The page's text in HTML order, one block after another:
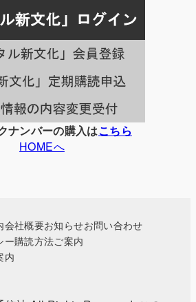
事
一
覧
ナンバーの購入はこちら
HOMEへ
会社概要お知らせお問い合わせ
ー購読方法ご案内
内